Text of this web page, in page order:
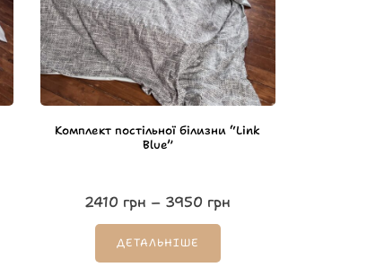
Комплект постільної білизни “Link
Blue”
2410 грн – 3950 грн
ДЕТАЛЬНІШЕ